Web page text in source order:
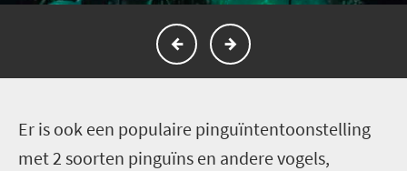
Er is ook een populaire pinguïntentoonstelling
met 2 soorten pinguïns en andere vogels,